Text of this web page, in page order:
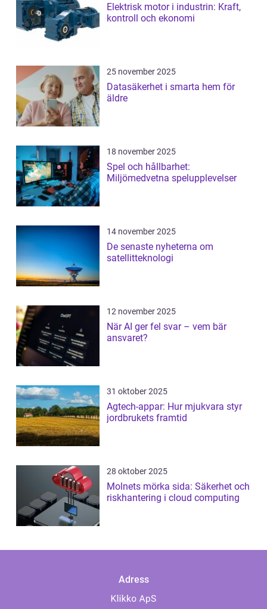
Elektrisk motor i industrin: Kraft,
kontroll och ekonomi
25 november 2025
Datasäkerhet i smarta hem för
äldre
18 november 2025
Spel och hållbarhet:
Miljömedvetna spelupplevelser
14 november 2025
De senaste nyheterna om
satellitteknologi
12 november 2025
När AI ger fel svar – vem bär
ansvaret?
31 oktober 2025
Agtech-appar: Hur mjukvara styr
jordbrukets framtid
28 oktober 2025
Molnets mörka sida: Säkerhet och
riskhantering i cloud computing
Adress